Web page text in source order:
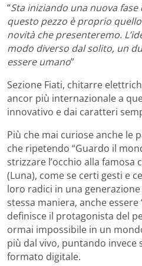
“Sta iniziando una nuova
questo pezzo è proprio
novità che presenteremo.
modo diverso dal solito, un
essere umano”
Sezione Fiati, chitarre
ancor più internazionale a
innovativo e dai caratteri
Più che mai curiose anche le
che ripetendo “Guardo il
strizzare l’occhio alla famosa
(Luna), come se certi gesti e
loro radici in una
stessa maniera, anche essere
definisce il protagonista del
ormai impossibile in un
più dal vivo, puntando invece
formato digitale.